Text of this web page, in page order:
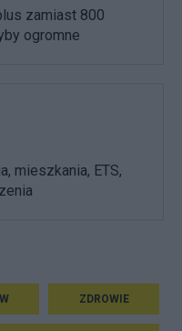
zamiast 800
ogromne
mieszkania, ETS,
ZDROWIE